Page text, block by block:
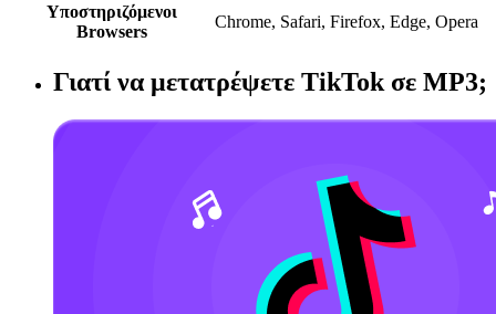
Υποστηριζόμενοι
Browsers
Chrome, Safari, Firefox, Edge, Opera
Γιατί να μετατρέψετε TikTok σε MP3;